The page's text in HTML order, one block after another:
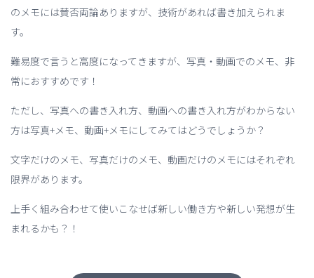
のメモには賛否両論ありますが、技術があれば書き加えられま
す。
難易度で言うと高度になってきますが、写真・動画でのメモ、非
常におすすめです！
ただし、写真への書き入れ方、動画への書き入れ方がわからない
方は写真+メモ、動画+メモにしてみてはどうでしょうか？
文字だけのメモ、写真だけのメモ、動画だけのメモにはそれぞれ
限界があります。
上手く組み合わせて使いこなせば新しい働き方や新しい発想が生
まれるかも？！